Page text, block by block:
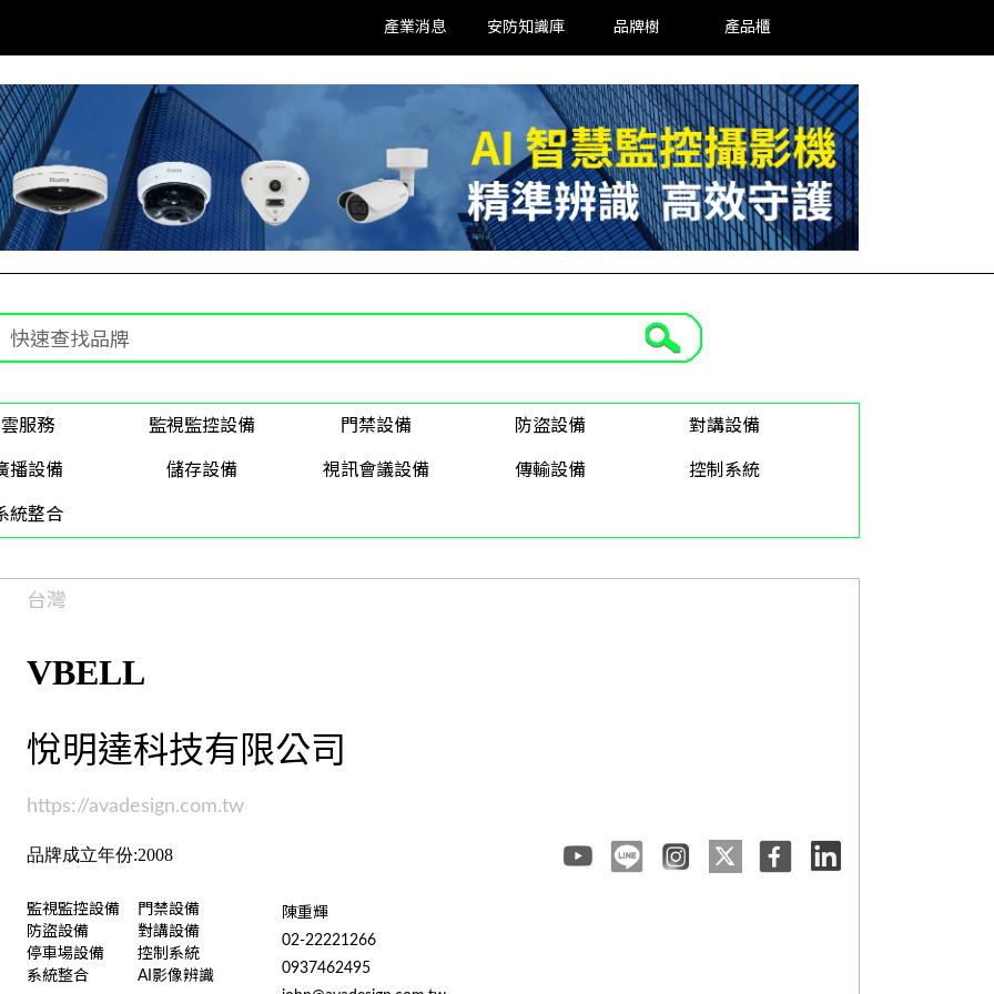
產業消息 安防知識庫 品牌樹 產品櫃
雲服務 監視監控設備 門禁設備 防盜設備
對講設備
播設備
儲存設備 視訊會議設備 傳輸設備
控制系統
統整合
台灣
VBELL
悅明達科技有限公司
https://avadesign.com.tw
品牌成立年份:2008
監視監控設備
門禁設備
防盜設備
對講設備
停車場設備
控制系統
系統整合
AI影像辨識
陳重輝
02-22221266
0937462495